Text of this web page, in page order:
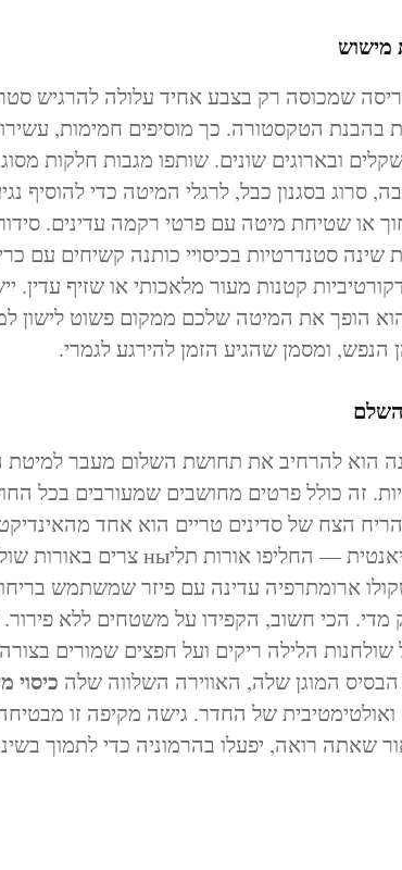
מישוש
שמכוסה רק בצבע אחיד עלולה להרגיש
בהבנת הטקסטורה. כך מוסיפים חמימות,
ובארוגים שונים. שותפו מגבות חלקות
סרוג בסגנון כבל, לרגלי המיטה כדי להוסיף
או שטיחת מיטה עם פרטי רקמה עדינים.
סטנדרטיות בכיסויי כותנה קשיחים עם
קטנות מעור מלאכותי או שזיף עדין.
הופך את המיטה שלכם ממקום פשוט לישון
הנפש, ומסמן שהגיע הזמן להירגע לגמרי.
הוא להרחיב את תחושת השלום מעבר למיטת
זה כולל פרטים מחושבים שמעורבים בכל
הצח של סדינים טריים הוא אחד
ארומתרפיה עדינה עם פיזר שמשתמש
הכי חשוב, הקפידו על משטחים ללא פירור.
הלילה ריקים ועל חפצים שמורים
המוגן שלה, האווירה השלווה שלה כיסוי
של החדר. גישה מקיפה זו
שאתה רואה, יפעלו בהרמוניה כדי לתמוך